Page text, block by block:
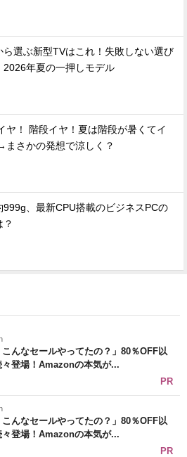
ら選ぶ新型TVはこれ！失敗しない選び
2026年夏の一押しモデル
ヤ！ 階段イヤ！夏は階段が暑くてイ
まさかの発想で涼しく？
999g、最新CPU搭載のビジネスPCの
？
こんなセールやってたの？」80％OFF以
々登場！Amazonの本気が...
PR
こんなセールやってたの？」80％OFF以
々登場！Amazonの本気が...
PR